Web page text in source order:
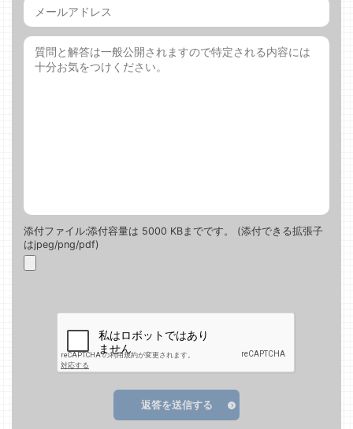
添付ファイル:添付容量は 5000 KBまでです。 (添付できる拡張子
はjpeg/png/pdf)
返答を送信する